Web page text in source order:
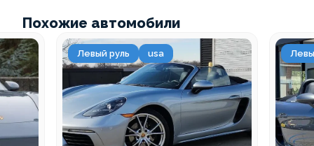
Похожие автомобили
Левый руль usa